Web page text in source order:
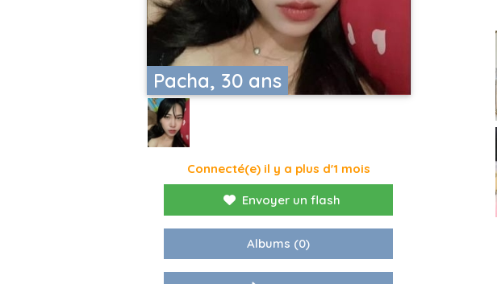
Pacha, 30 ans
Connecté(e) il y a plus d'1 mois
Envoyer un flash
Albums (0)